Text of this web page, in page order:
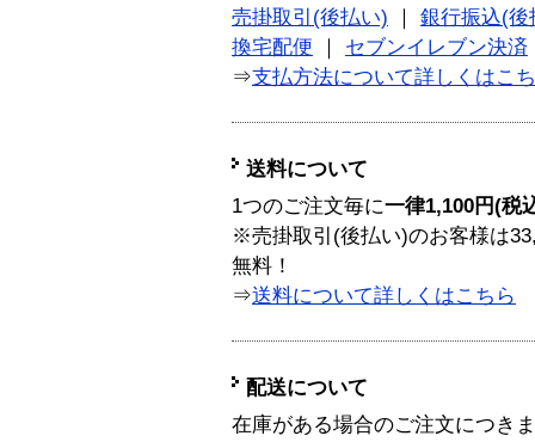
売掛取引(後払い)
銀行振込(後
換宅配便
セブンイレブン決済
⇒支払方法について詳しくはこ
送料について
1つのご注文毎に一律1,100円(税
※売掛取引(後払い)のお客様は
無料！
⇒送料について詳しくはこちら
配送について
在庫がある場合のご注文につき